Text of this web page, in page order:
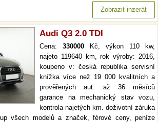
Zobrazit inzerát
Audi Q3 2.0 TDI
Cena: 330000 Kč, výkon 110 kw,
najeto 119640 km, rok výroby: 2016,
koupeno v: česká republika servisní
knížka více než 19 000 kvalitních a
prověřených aut. až 36 měsíců
garance na mechanický stav vozu,
kontrola najetých km. doživotní záruka
všech modelů a značek, férové ceny, peníze